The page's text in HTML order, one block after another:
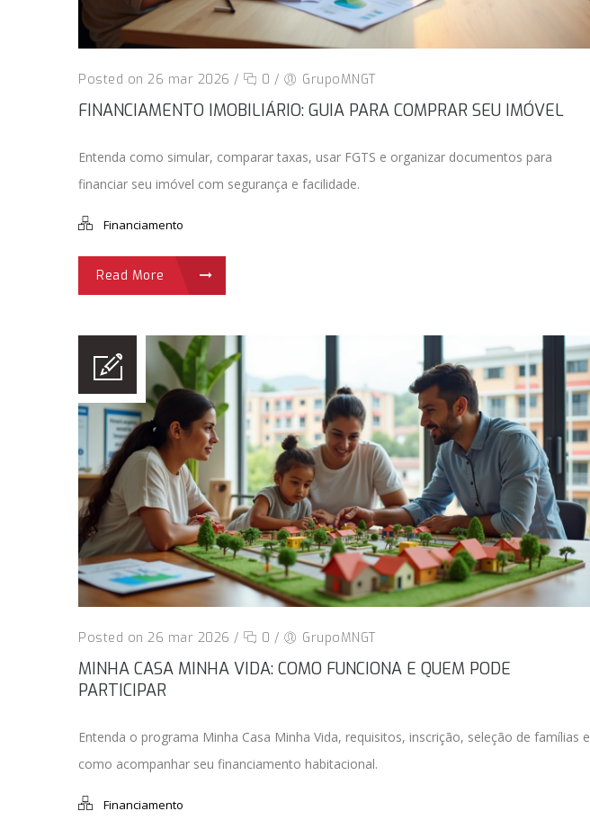
Posted on 26 mar 2026 / 0 / GrupoMNGT
FINANCIAMENTO IMOBILIÁRIO: GUIA PARA COMPRAR SEU IMÓVEL
Entenda como simular, comparar taxas, usar FGTS e organizar documentos para
financiar seu imóvel com segurança e facilidade.
Financiamento
Read More
Posted on 26 mar 2026 / 0 / GrupoMNGT
MINHA CASA MINHA VIDA: COMO FUNCIONA E QUEM PODE
PARTICIPAR
Entenda o programa Minha Casa Minha Vida, requisitos, inscrição, seleção de famílias e
como acompanhar seu financiamento habitacional.
Financiamento